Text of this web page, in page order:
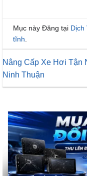
Mục này Đăng tại Dịch
tĩnh
Nâng Cấp Xe Hơi Tận
Ninh Thuận